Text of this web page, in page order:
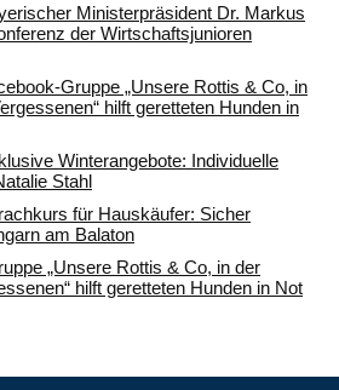
Ministerpräsident Dr. Markus
der Wirtschaftsjunioren
Gruppe „Unsere Rottis & Co, in
hilft geretteten Hunden in
Winterangebote: Individuelle
Stahl
für Hauskäufer: Sicher
am Balaton
„Unsere Rottis & Co, in der
hilft geretteten Hunden in Not